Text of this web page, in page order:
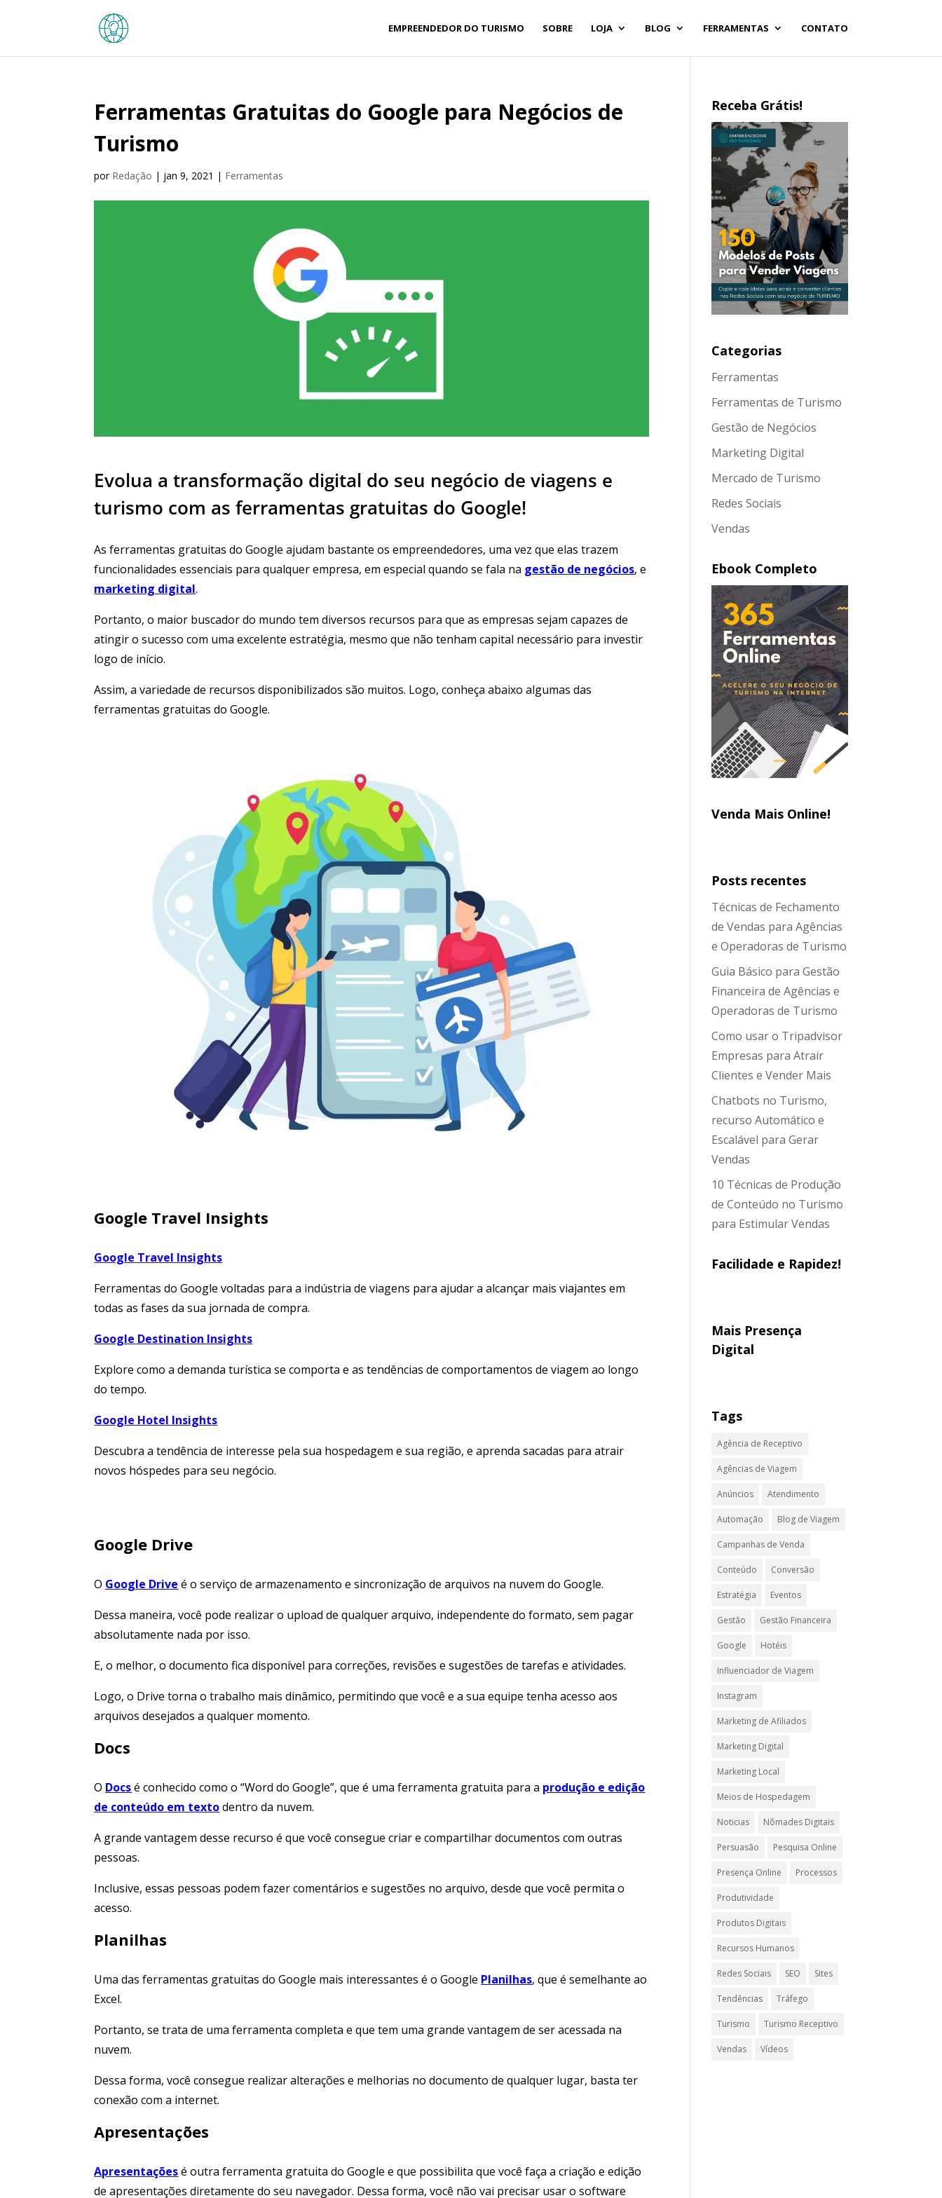
EMPREENDEDOR DO TURISMO SOBRE LOJA BLOG FERRAMENTAS CONTATO
Ferramentas Gratuitas do Google para Negócios de
Turismo
por Redação | jan 9, 2021 | Ferramentas
Evolua a transformação digital do seu negócio de viagens e
turismo com as ferramentas gratuitas do Google!
As ferramentas gratuitas do Google ajudam bastante os empreendedores, uma vez que elas trazem
funcionalidades essenciais para qualquer empresa, em especial quando se fala na gestão de negócios, e
marketing digital.
Portanto, o maior buscador do mundo tem diversos recursos para que as empresas sejam capazes de
atingir o sucesso com uma excelente estratégia, mesmo que não tenham capital necessário para investir
logo de início.
Assim, a variedade de recursos disponibilizados são muitos. Logo, conheça abaixo algumas das
ferramentas gratuitas do Google.
Google Travel Insights
Google Travel Insights
Ferramentas do Google voltadas para a indústria de viagens para ajudar a alcançar mais viajantes em
todas as fases da sua jornada de compra.
Google Destination Insights
Explore como a demanda turística se comporta e as tendências de comportamentos de viagem ao longo
do tempo.
Google Hotel Insights
Descubra a tendência de interesse pela sua hospedagem e sua região, e aprenda sacadas para atrair
novos hóspedes para seu negócio.
Google Drive
O Google Drive é o serviço de armazenamento e sincronização de arquivos na nuvem do Google.
Dessa maneira, você pode realizar o upload de qualquer arquivo, independente do formato, sem pagar
absolutamente nada por isso.
E, o melhor, o documento fica disponível para correções, revisões e sugestões de tarefas e atividades.
Logo, o Drive torna o trabalho mais dinâmico, permitindo que você e a sua equipe tenha acesso aos
arquivos desejados a qualquer momento.
Docs
O Docsé conhecido como o “Word do Google”, que é uma ferramenta gratuita para a produção e edição
de conteúdo em textodentro da nuvem.
A grande vantagem desse recurso é que você consegue criar e compartilhar documentos com outras
pessoas.
Inclusive, essas pessoas podem fazer comentários e sugestões no arquivo, desde que você permita o
acesso.
Planilhas
Uma das ferramentas gratuitas do Google mais interessantes é o Google Planilhas, que é semelhante ao
Excel.
Portanto, se trata de uma ferramenta completa e que tem uma grande vantagem de ser acessada na
nuvem.
Dessa forma, você consegue realizar alterações e melhorias no documento de qualquer lugar, basta ter
conexão com a internet.
Apresentações
Apresentaçõesé outra ferramenta gratuita do Google e que possibilita que você faça a criação e edição
de apresentações diretamente do seu navegador. Dessa forma, você não vai precisar usar o software
Receba Grátis!
Categorias
Ferramentas
Ferramentas de Turismo
Gestão de Negócios
Marketing Digital
Mercado de Turismo
Redes Sociais
Vendas
Ebook Completo
Venda Mais Online!
Posts recentes
Técnicas de Fechamento
de Vendas para Agências
e Operadoras de Turismo
Guia Básico para Gestão
Financeira de Agências e
Operadoras de Turismo
Como usar o Tripadvisor
Empresas para Atrair
Clientes e Vender Mais
Chatbots no Turismo,
recurso Automático e
Escalável para Gerar
Vendas
10 Técnicas de Produção
de Conteúdo no Turismo
para Estimular Vendas
Facilidade e Rapidez!
Mais Presença
Digital
Tags
Agência de Receptivo
Agências de Viagem
Anúncios Atendimento
Automação Blog de Viagem
Campanhas de Venda
Conteúdo Conversão
Estratégia Eventos
Gestão Gestão Financeira
Google Hotéis
Influenciador de Viagem
Instagram
Marketing de Afiliados
Marketing Digital
Marketing Local
Meios de Hospedagem
Noticias Nômades Digitais
Persuasão Pesquisa Online
Presença Online Processos
Produtividade
Produtos Digitais
Recursos Humanos
Redes Sociais SEO Sites
Tendências Tráfego
Turismo Turismo Receptivo
Vendas Vídeos